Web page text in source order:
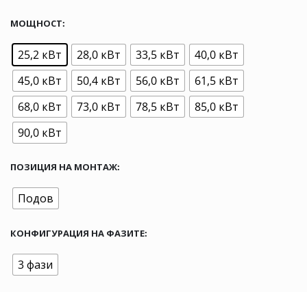
МОЩНОСТ
25,2 кВт 28,0 кВт 33,5 кВт
40,0 кВт
45,0 кВт
50,4 кВт 56,0 кВт
61,5 кВт
68,0 кВт
73,0 кВт 78,5 кВт
85,0 кВт
90,0 кВт
ПОЗИЦИЯ НА МОНТАЖ
Подов
КОНФИГУРАЦИЯ НА ФАЗИТЕ
3 фази